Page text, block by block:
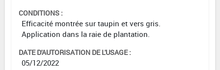
CONDITIONS :
Efficacité montrée sur taupin et vers gris.
Application dans la raie de plantation.
DATE D'AUTORISATION DE L'USAGE :
05/12/2022